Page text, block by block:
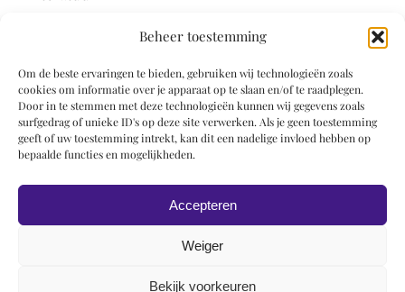
Beheer toestemming
Om de beste ervaringen te bieden, gebruiken wij technologieën zoals
cookies om informatie over je apparaat op te slaan en/of te raadplegen.
Door in te stemmen met deze technologieën kunnen wij gegevens zoals
surfgedrag of unieke ID's op deze site verwerken. Als je geen toestemming
geeft of uw toestemming intrekt, kan dit een nadelige invloed hebben op
bepaalde functies en mogelijkheden.
Accepteren
Weiger
Bekijk voorkeuren
Durrieu 1895 (2), p. 121
Parijs 1955, nr. 188
Pächt 1963
Meiss 1963
Meiss 1974 (1), p. 82, 375, 405, fig. 537
Parijs 2004, nrs. 184, 185, p. 293, figs. 78 en 79
Clark 2005, p. 215-221